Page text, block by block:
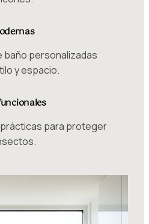
baño personalizadas
y espacio.
para proteger